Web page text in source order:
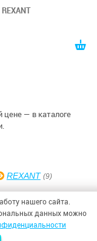
REXANT
цене — в каталоге
REXANT (9)
нашего сайта.
данных можно